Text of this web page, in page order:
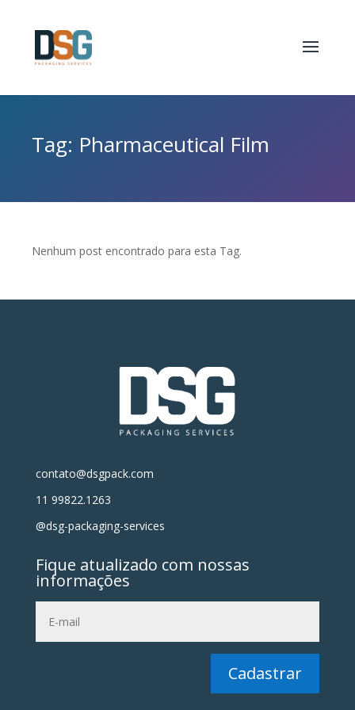
Tag: Pharmaceutical Film
Nenhum post encontrado para esta Tag.
contato@dsgpack.com
11 99822.1263
@dsg-packaging-services
Fique atualizado com nossas
informações
Cadastrar